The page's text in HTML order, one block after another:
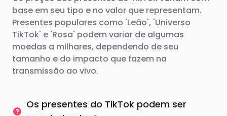
base em seu tipo e no valor que representam.
Presentes populares como 'Leão', 'Universo
TikTok' e 'Rosa' podem variar de algumas
moedas a milhares, dependendo de seu
tamanho e do impacto que fazem na
transmissão ao vivo.
Os presentes do TikTok podem ser